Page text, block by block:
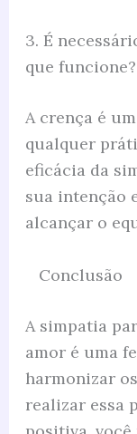
3. É
que funcione?
A crença é
qualquer
eficácia da
sua intenção
alcançar o
Conclusão
A simpatia
amor é uma
harmonizar
realizar essa